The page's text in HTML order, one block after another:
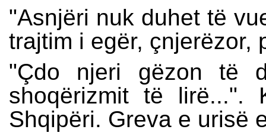
"Asnjëri nuk duhet të
trajtim i egër, çnjerëzor,
"Çdo njeri gëzon të
shoqërizmit të
Shqipëri. Greva e urisë